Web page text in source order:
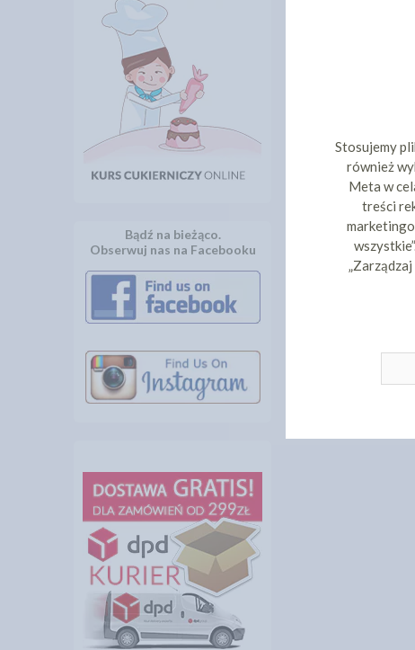
Bądź na bieżąco.
Obserwuj nas na Facebooku
Stosujemy
również
Meta w
treści